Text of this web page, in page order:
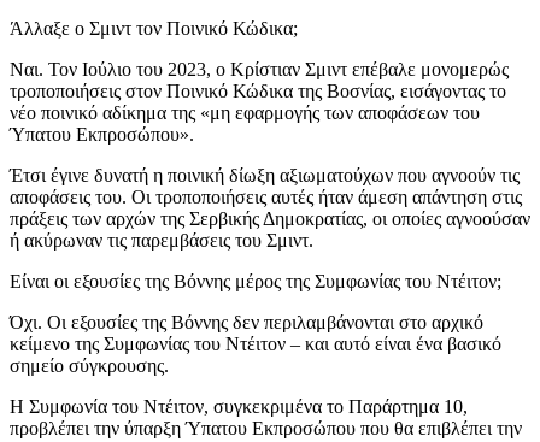
Άλλαξε ο Σμιντ τον Ποινικό Κώδικα;
Ναι. Τον Ιούλιο του 2023, ο Κρίστιαν Σμιντ επέβαλε μονομερώς
τροποποιήσεις στον Ποινικό Κώδικα της Βοσνίας, εισάγοντας το
νέο ποινικό αδίκημα της «μη εφαρμογής των αποφάσεων του
Ύπατου Εκπροσώπου».
Έτσι έγινε δυνατή η ποινική δίωξη αξιωματούχων που αγνοούν τις
αποφάσεις του. Οι τροποποιήσεις αυτές ήταν άμεση απάντηση στις
πράξεις των αρχών της Σερβικής Δημοκρατίας, οι οποίες αγνοούσαν
ή ακύρωναν τις παρεμβάσεις του Σμιντ.
Είναι οι εξουσίες της Βόννης μέρος της Συμφωνίας του Ντέιτον;
Όχι. Οι εξουσίες της Βόννης δεν περιλαμβάνονται στο αρχικό
κείμενο της Συμφωνίας του Ντέιτον – και αυτό είναι ένα βασικό
σημείο σύγκρουσης.
Η Συμφωνία του Ντέιτον, συγκεκριμένα το Παράρτημα 10,
προβλέπει την ύπαρξη Ύπατου Εκπροσώπου που θα επιβλέπει την